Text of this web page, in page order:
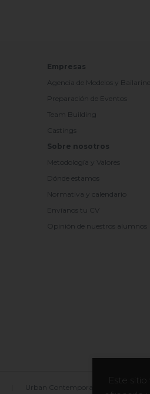
Empresas
Agencia de Modelos y
Preparación de Eventos
Team Building
Castings
Sobre nosotros
Metodología y Valores
Dónde estamos
Normativa y calendario
Envíanos tu CV
Opinión de nuestros alumnos
Urban Contemporary
Este